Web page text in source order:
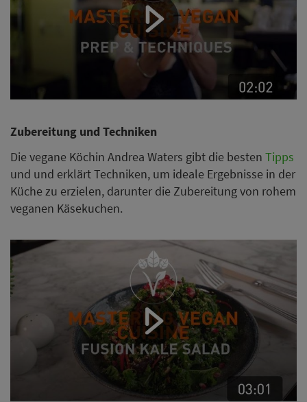
Zubereitung und Techniken
Die vegane Köchin Andrea Waters gibt die besten Tipps
und und erklärt Techniken, um ideale Ergebnisse in der
Küche zu erzielen, darunter die Zubereitung von rohem
veganen Käsekuchen.